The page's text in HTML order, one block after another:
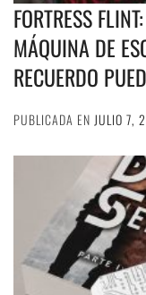
FORTRESS
MÁQUINA DE
RECUERDO
PUBLICADA EN JULIO 7,